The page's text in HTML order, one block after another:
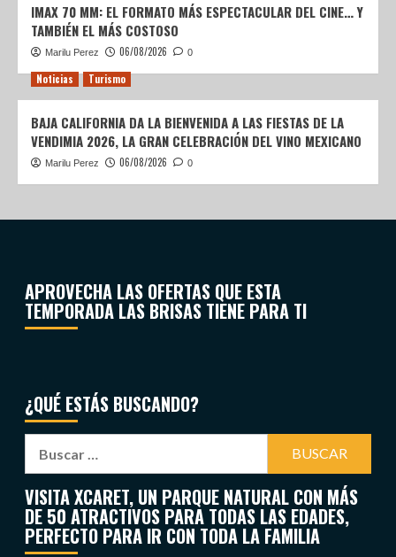
IMAX 70 MM: EL FORMATO MÁS ESPECTACULAR DEL CINE… Y
TAMBIÉN EL MÁS COSTOSO
Marilu Perez 06/08/2026 0
Noticias Turismo
BAJA CALIFORNIA DA LA BIENVENIDA A LAS FIESTAS DE LA
VENDIMIA 2026, LA GRAN CELEBRACIÓN DEL VINO MEXICANO
Marilu Perez 06/08/2026 0
APROVECHA LAS OFERTAS QUE ESTA
TEMPORADA LAS BRISAS TIENE PARA TI
¿QUÉ ESTÁS BUSCANDO?
VISITA XCARET, UN PARQUE NATURAL CON MÁS
DE 50 ATRACTIVOS PARA TODAS LAS EDADES,
PERFECTO PARA IR CON TODA LA FAMILIA